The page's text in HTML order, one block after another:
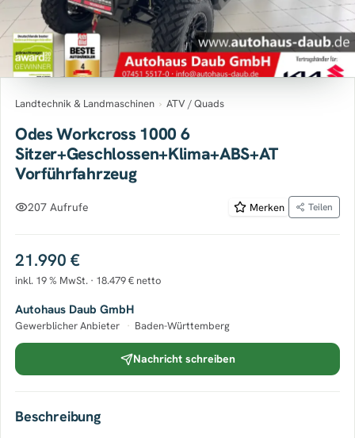
Landtechnik & Landmaschinen › ATV / Quads
Odes Workcross 1000 6
Sitzer+Geschlossen+Klima+ABS+AT
Vorführfahrzeug
207 Aufrufe Merken Teilen
21.990 €
inkl. 19 % MwSt. · 18.479 € netto
Autohaus Daub GmbH
Gewerblicher Anbieter · Baden-Württemberg
Nachricht schreiben
Beschreibung